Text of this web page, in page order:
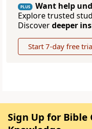
PLUS
Want help
Explore trusted
Discoverdeeper
Start 7-day free
Sign Up for Bible